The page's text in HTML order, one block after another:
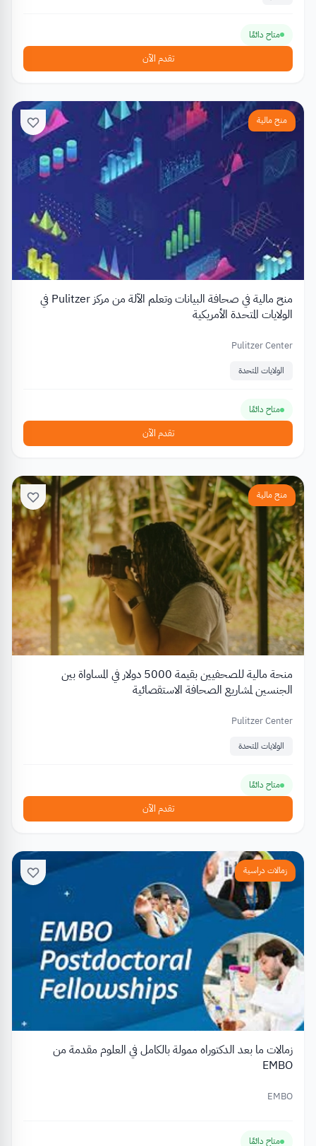
متاح دائمًا
تقدم الآن
منح مالية
منح مالية في صحافة البيانات وتعلم الآلة من مركز Pulitzer في
الولايات المتحدة الأمريكية
Pulitzer Center
الولايات المتحدة
متاح دائمًا
تقدم الآن
منح مالية
منحة مالية للصحفيين بقيمة 5000 دولار في المساواة بين
الجنسين لمشاريع الصحافة الاستقصائية
Pulitzer Center
الولايات المتحدة
متاح دائمًا
تقدم الآن
زمالات دراسية
زمالات ما بعد الدكتوراه ممولة بالكامل في العلوم مقدمة من
EMBO
EMBO
متاح دائمًا